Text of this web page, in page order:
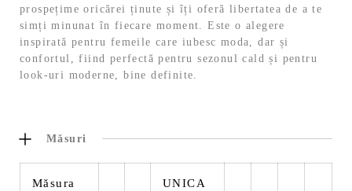
prospețime oricărei ținute și îți oferă libertatea de a te
simți minunat în fiecare moment. Este o alegere
inspirată pentru femeile care iubesc moda, dar și
confortul, fiind perfectă pentru sezonul cald și pentru
look-uri moderne, bine definite.
Măsuri
Măsura UNICA